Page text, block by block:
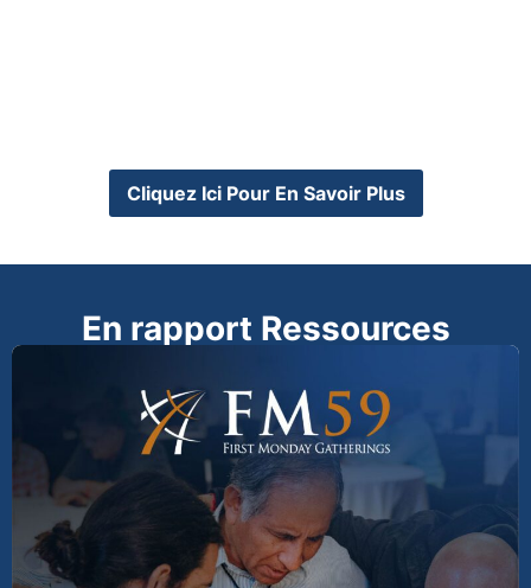
Cliquez Ici Pour En Savoir Plus
En rapport Ressources